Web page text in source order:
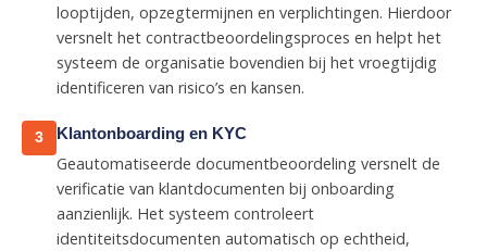
looptijden, opzegtermijnen en verplichtingen. Hierdoor
versnelt het contractbeoordelingsproces en helpt het
systeem de organisatie bovendien bij het vroegtijdig
identificeren van risico’s en kansen.
3 Klantonboarding en KYC
Geautomatiseerde documentbeoordeling versnelt de
verificatie van klantdocumenten bij onboarding
aanzienlijk. Het systeem controleert
identiteitsdocumenten automatisch op echtheid,